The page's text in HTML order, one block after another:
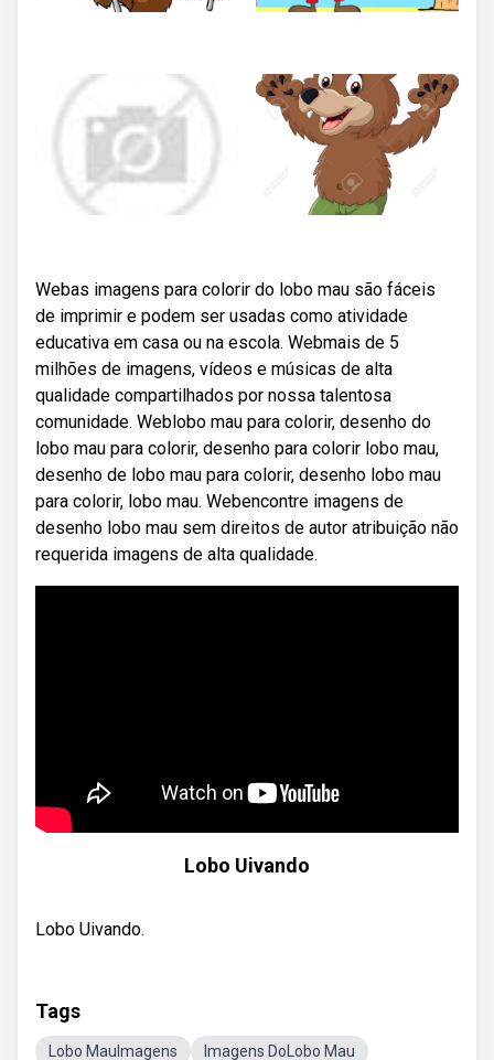
Webas imagens para colorir do lobo mau são fáceis
de imprimir e podem ser usadas como atividade
educativa em casa ou na escola. Webmais de 5
milhões de imagens, vídeos e músicas de alta
qualidade compartilhados por nossa talentosa
comunidade. Weblobo mau para colorir, desenho do
lobo mau para colorir, desenho para colorir lobo mau,
desenho de lobo mau para colorir, desenho lobo mau
para colorir, lobo mau. Webencontre imagens de
desenho lobo mau sem direitos de autor atribuição não
requerida imagens de alta qualidade.
Lobo Uivando
Lobo Uivando.
Tags
Lobo MauImagens Imagens DoLobo Mau